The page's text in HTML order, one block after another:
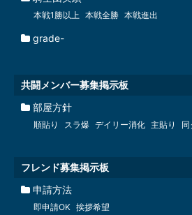
本戦1勝以上 本戦全勝 本戦進出
grade-
共闘メンバー募集掲示板
部屋方針
順貼り スラ爆 デイリー消化 主貼り 同
フレンド募集掲示板
申請方法
即申請OK 挨拶希望